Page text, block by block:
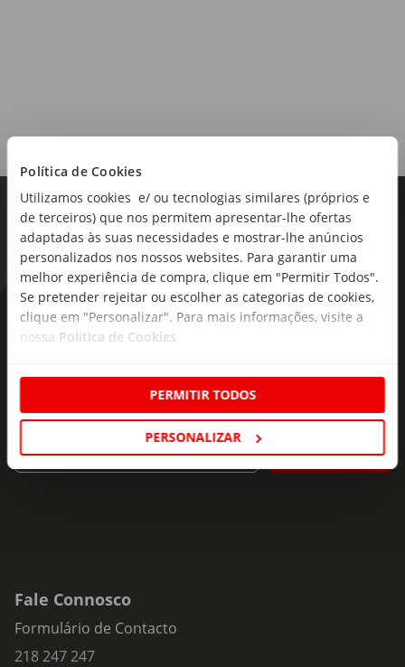
Política de Cookies
Utilizamos cookies e/ ou tecnologias similares (próprios e
de terceiros) que nos permitem apresentar-lhe ofertas
adaptadas às suas necessidades e mostrar-lhe anúncios
personalizados nos nossos websites. Para garantir uma
melhor experiência de compra, clique em "Permitir Todos".
Se pretender rejeitar ou escolher as categorias de cookies,
clique em "Personalizar". Para mais informações, visite a
nossa Política de Cookies.
PERMITIR TODOS
PERSONALIZAR
As novidades mais frescas no
seu e-mail!
Subscreva e descubra campanhas exclusivas,
ofertas e novidades para si.
mail
Subscrever
Fale Connosco
Formulário de Contacto
218 247 247